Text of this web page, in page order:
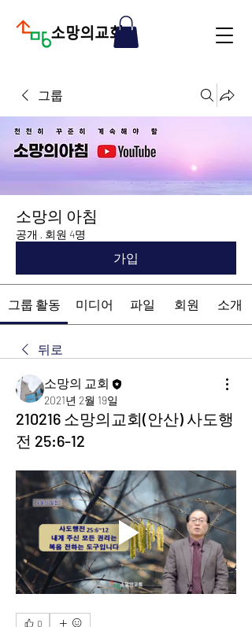
그룹
소망의 아침
공개 · 회원 4명
가입
그룹 활동 미디어 파일 회원 소개
뒤로
소망의 교회
2021년 2월 19일
210216 소망의교회(안산) 사도행
전 25:6-12
0